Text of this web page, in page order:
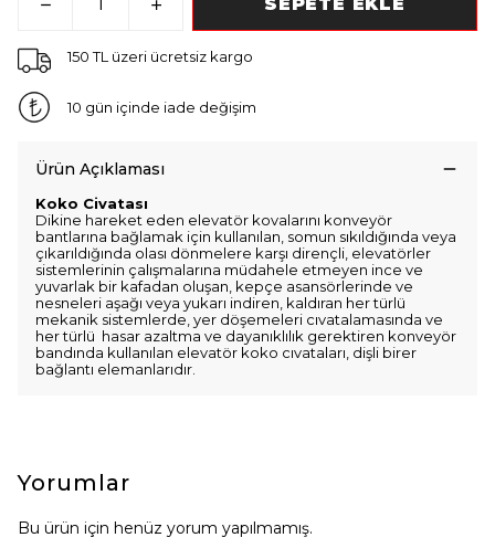
150 TL üzeri ücretsiz kargo
10 gün içinde iade değişim
Ürün Açıklaması
Koko Civatası
Dikine hareket eden elevatör kovalarını konveyör
bantlarına bağlamak için kullanılan, somun sıkıldığında veya
çıkarıldığında olası dönmelere karşı dirençli, elevatörler
sistemlerinin çalışmalarına müdahele etmeyen ince ve
yuvarlak bir kafadan oluşan, kepçe asansörlerinde ve
nesneleri aşağı veya yukarı indiren, kaldıran her türlü
mekanik sistemlerde, yer döşemeleri cıvatalamasında ve
her türlü hasar azaltma ve dayanıklılık gerektiren konveyör
bandında kullanılan elevatör koko cıvataları, dişli birer
bağlantı elemanlarıdır.
Yorumlar
Bu ürün için henüz yorum yapılmamış.